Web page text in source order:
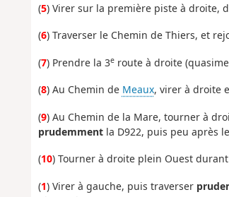
(5) Virer sur la première piste à droite,
(6) Traverser le Chemin de Thiers, et
(7) Prendre la 3eroute à droite
(8) Au Chemin de Meaux, virer à droite
(9) Au Chemin de la Mare, tourner à
prudemmentla D922, puis peu après
(10) Tourner à droite plein Ouest
(1) Virer à gauche, puis traverser